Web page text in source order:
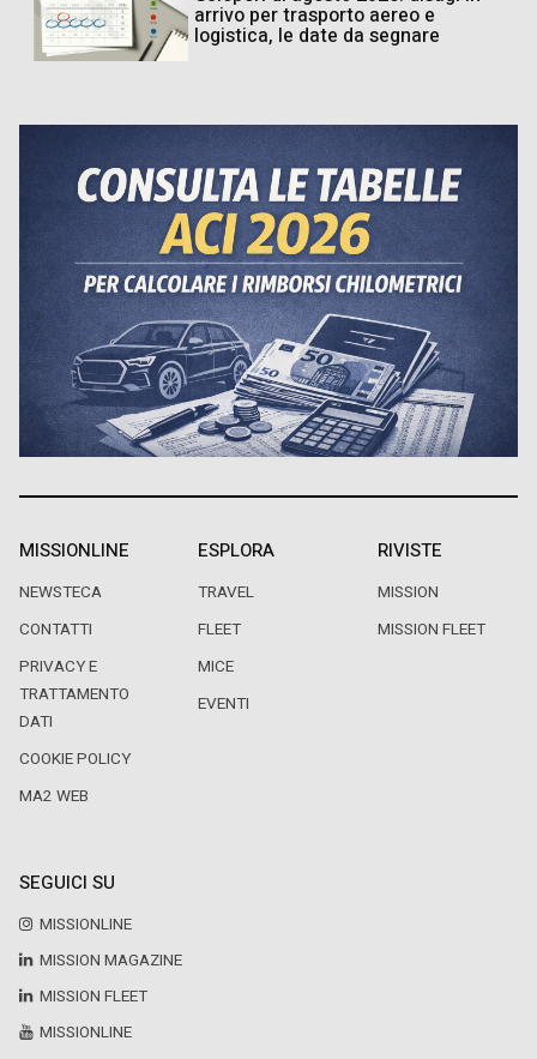
arrivo per trasporto aereo e
logistica, le date da segnare
MISSIONLINE
NEWSTECA
CONTATTI
PRIVACY E
TRATTAMENTO
DATI
COOKIE POLICY
MA2 WEB
ESPLORA
TRAVEL
FLEET
MICE
EVENTI
RIVISTE
MISSION
MISSION FLEET
SEGUICI SU
MISSIONLINE
MISSION MAGAZINE
MISSION FLEET
MISSIONLINE